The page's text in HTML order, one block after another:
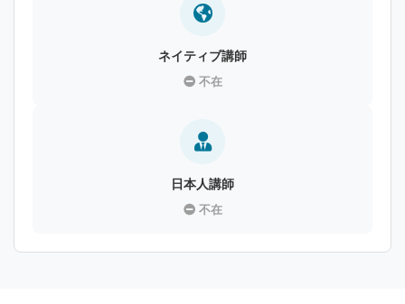
ネイティブ講師
不在
日本人講師
不在